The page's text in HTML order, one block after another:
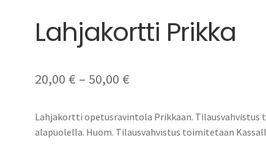
Lahjakortti Prikka
20,00 € – 50,00 €Hintaluokka:
–
Lahjakortti opetusravintola Prikkaan.
alapuolella. Huom. Tilausvahvistus toimitetaan